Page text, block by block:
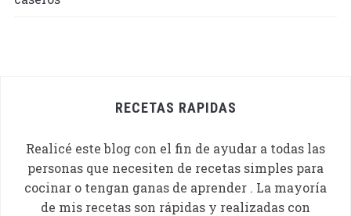
RECETAS RAPIDAS
Realicé este blog con el fin de ayudar a todas las
personas que necesiten de recetas simples para
cocinar o tengan ganas de aprender . La mayoría
de mis recetas son rápidas y realizadas con